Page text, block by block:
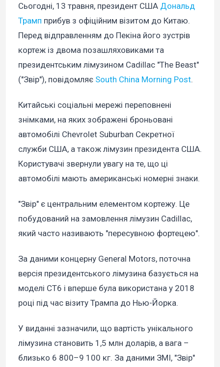
Сьогодні, 13 травня, президент США Дональд
Трамп прибув з офіційним візитом до Китаю.
Перед відправленням до Пекіна його зустрів
кортеж із двома позашляховиками та
президентським лімузином Cadillac "The Beast"
("Звір"), повідомляє South China Morning Post.
Китайські соціальні мережі переповнені
знімками, на яких зображені броньовані
автомобілі Chevrolet Suburban Секретної
служби США, а також лімузин президента США.
Користувачі звернули увагу на те, що ці
автомобілі мають американські номерні знаки.
"Звір" є центральним елементом кортежу. Це
побудований на замовлення лімузин Cadillac,
який часто називають "пересувною фортецею".
За даними концерну General Motors, поточна
версія президентського лімузина базується на
моделі CT6 і вперше була використана у 2018
році під час візиту Трампа до Нью-Йорка.
У виданні зазначили, що вартість унікального
лімузина становить 1,5 млн доларів, а вага –
близько 6 800–9 100 кг. За даними ЗМІ, "Звір"